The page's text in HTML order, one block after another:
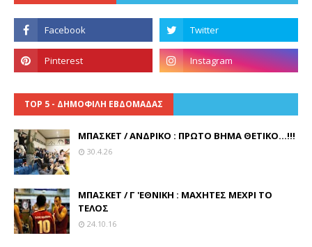
TOP 5 - ΔΗΜΟΦΙΛΗ ΕΒΔΟΜΑΔΑΣ
ΜΠΑΣΚΕΤ / ΑΝΔΡΙΚΟ : ΠΡΩΤΟ ΒΗΜΑ ΘΕΤΙΚΟ...!!!
30.4.26
ΜΠΑΣΚΕΤ / Γ 'ΕΘΝΙΚΗ : ΜΑΧΗΤΕΣ ΜΕΧΡΙ ΤΟ
ΤΕΛΟΣ
24.10.16